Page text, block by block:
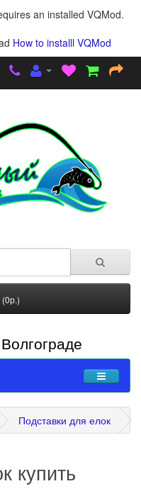
an installed VQMod.
How to installl VQMod
Подставки для елок
купить